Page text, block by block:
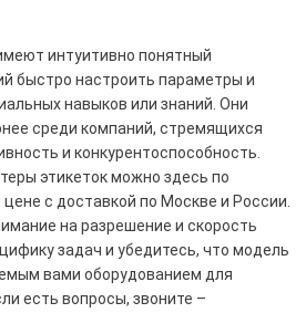
интуитивно понятный
быстро настроить параметры и
навыков или знаний. Они
среди компаний, стремящихся
и конкурентоспособность.
этикеток можно здесь по
с доставкой по Москве и России.
на разрешение и скорость
задач и убедитесь, что модель
вами оборудованием для
есть вопросы, звоните –